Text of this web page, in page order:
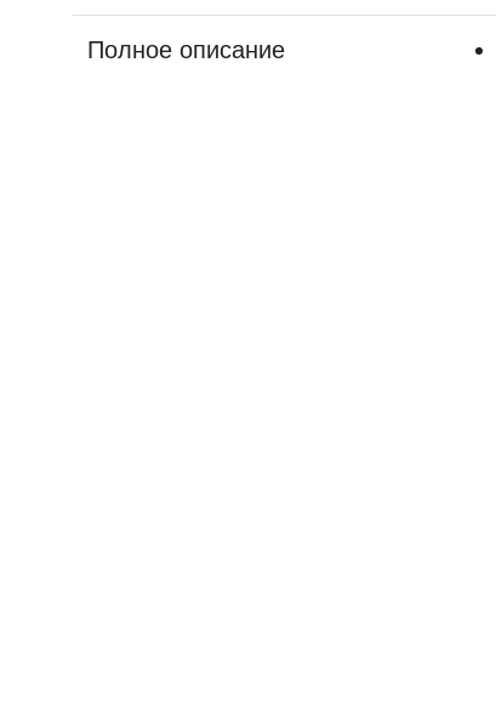
Полное описание